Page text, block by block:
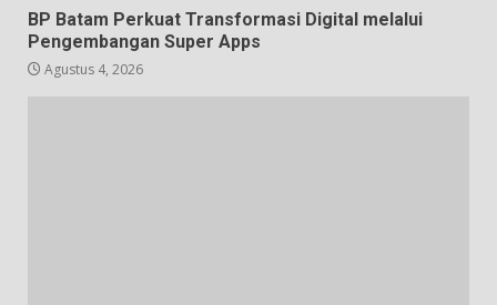
BP Batam Perkuat Transformasi Digital melalui
Pengembangan Super Apps
Agustus 4, 2026